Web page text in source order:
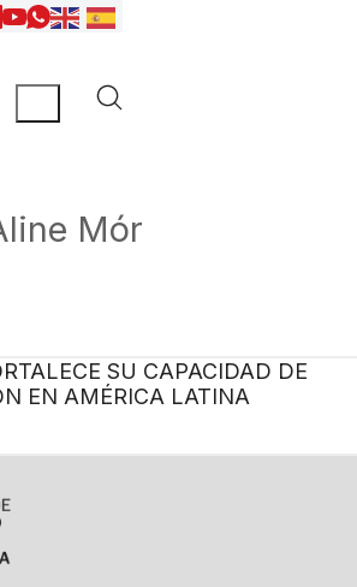
Mór
SU CAPACIDAD DE
EN AMÉRICA LATINA